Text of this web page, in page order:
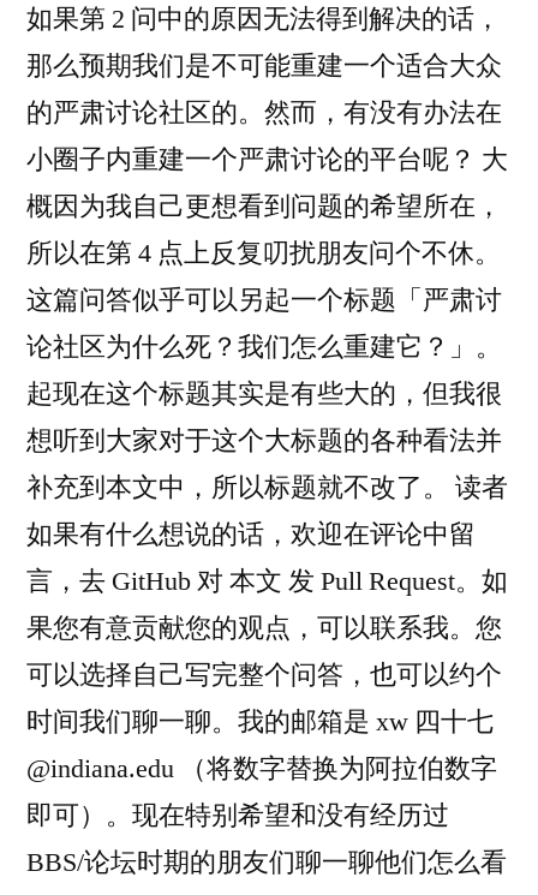
如果第 2 问中的原因无法得到解决的话，
那么预期我们是不可能重建一个适合大众
的严肃讨论社区的。然而，有没有办法在
小圈子内重建一个严肃讨论的平台呢？ 大
概因为我自己更想看到问题的希望所在，
所以在第 4 点上反复叨扰朋友问个不休。
这篇问答似乎可以另起一个标题「严肃讨
论社区为什么死？我们怎么重建它？」。
起现在这个标题其实是有些大的，但我很
想听到大家对于这个大标题的各种看法并
补充到本文中，所以标题就不改了。 读者
如果有什么想说的话，欢迎在评论中留
言，去 GitHub 对 本文 发 Pull Request。如
果您有意贡献您的观点，可以联系我。您
可以选择自己写完整个问答，也可以约个
时间我们聊一聊。我的邮箱是 xw 四十七
@indiana.edu （将数字替换为阿拉伯数字
即可）。现在特别希望和没有经历过
BBS/论坛时期的朋友们聊一聊他们怎么看